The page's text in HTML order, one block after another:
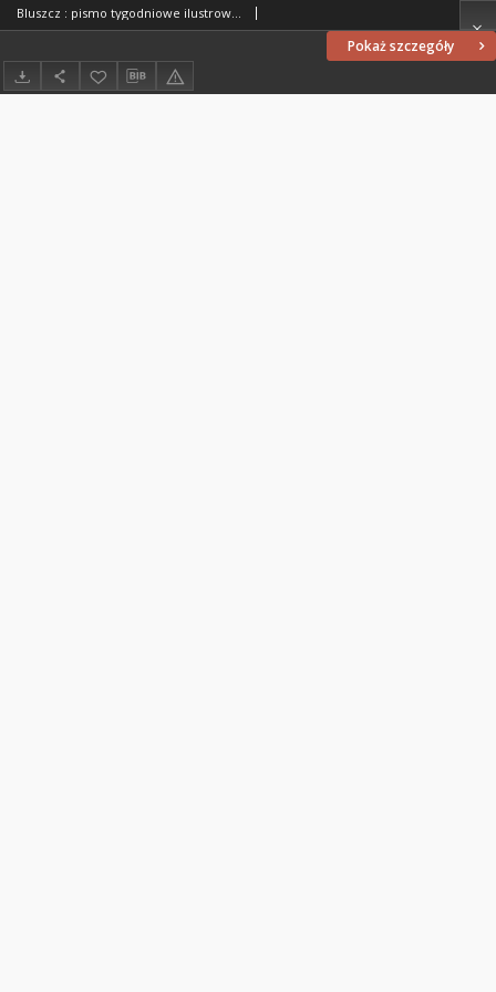
Pokaż szczegóły
Bluszcz : pismo tygodniowe ilustrowane poświęcone sprawom kobiecym, 1912 R. 48, nr 35